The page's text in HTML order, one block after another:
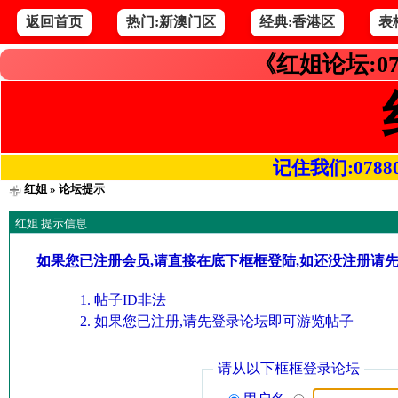
返回首页 热门:新澳门区 经典:香港区 表
《红姐论坛
记住我们
红姐» 论坛提示
红姐 提示信息
如果您已注册会员,请直接在底下框框登陆,如还没注册请
帖子ID非法
如果您已注册,请先登录论坛即可游览帖子
请从以下框框登录论坛